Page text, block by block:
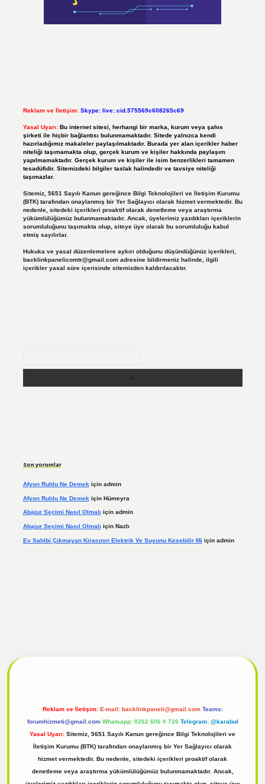
Reklam ve İletişim: Skype: live:.cid.575569c608265c69
Yasal Uyarı: Bu internet sitesi, herhangi bir marka, kurum veya şahıs
şirketi ile hiçbir bağlantısı bulunmamaktadır. Sitede yalnızca kendi
hazırladığımız makaleler paylaşılmaktadır. Burada yer alan içerikler haber
niteliği taşımamakta olup, gerçek kurum ve kişiler hakkında paylaşım
yapılmamaktadır. Gerçek kurum ve kişiler ile isim benzerlikleri tamamen
tesadüfidir. Sitemizdeki bilgiler taslak halindedir ve tavsiye niteliği
taşımazlar.
Sitemiz, 5651 Sayılı Kanun gereğince Bilgi Teknolojileri ve İletişim Kurumu
(BTK) tarafından onaylanmış bir Yer Sağlayıcı olarak hizmet vermektedir. Bu
nedenle, sitedeki içerikleri proaktif olarak denetleme veya araştırma
yükümlülüğümüz bulunmamaktadır. Ancak, üyelerimiz yazdıkları içeriklerin
sorumluluğunu taşımakta olup, siteye üye olarak bu sorumluluğu kabul
etmiş sayılırlar.
Hukuka ve yasal düzenlemelere aykırı olduğunu düşündüğünüz içerikleri,
backlinkpanelicomtr@gmail.comadresine bildirmeniz halinde, ilgili
içerikler yasal süre içerisinde sitemizden kaldırılacaktır.
Son yorumlar
Afyon Ruhlu Ne Demek için admin
Afyon Ruhlu Ne Demek için Hümeyra
Abajur Seçimi Nasıl Olmalı için admin
Abajur Seçimi Nasıl Olmalı için Nazlı
Ev Sahibi Çıkmayan Kiracının Elektrik Ve Suyunu Kesebilir Mi için admin
Reklam ve İletişim: E-mail: backlinkpaneli@gmail.com Teams:
forumhizmeti@gmail.com Whatsapp: 0262 606 0 726 Telegram: @karabul
Yasal Uyarı: Sitemiz, 5651 Sayılı Kanun gereğince Bilgi Teknolojileri ve
İletişim Kurumu (BTK) tarafından onaylanmış bir Yer Sağlayıcı olarak
hizmet vermektedir. Bu nedenle, sitedeki içerikleri proaktif olarak
denetleme veya araştırma yükümlülüğümüz bulunmamaktadır. Ancak,